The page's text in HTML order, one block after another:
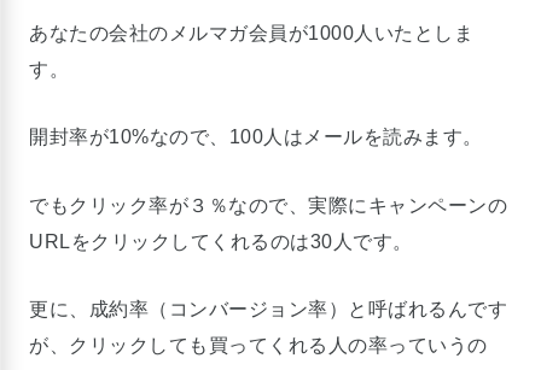
あなたの会社のメルマガ会員が1000人いたとしま
す。
開封率が10%なので、100人はメールを読みます。
でもクリック率が３％なので、実際にキャンペーンの
URLをクリックしてくれるのは30人です。
更に、成約率（コンバージョン率）と呼ばれるんです
が、クリックしても買ってくれる人の率っていうの